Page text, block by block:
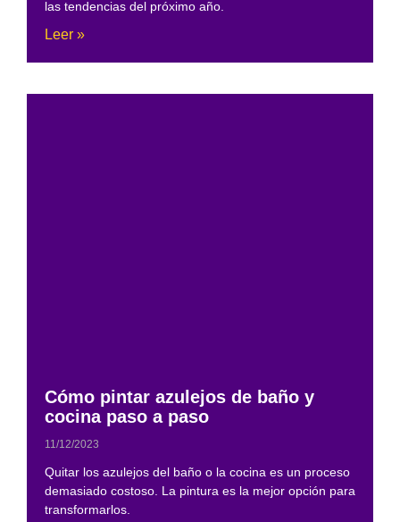
las tendencias del próximo año.
Leer »
Cómo pintar azulejos de baño y
cocina paso a paso
11/12/2023
Quitar los azulejos del baño o la cocina es un proceso
demasiado costoso. La pintura es la mejor opción para
transformarlos.